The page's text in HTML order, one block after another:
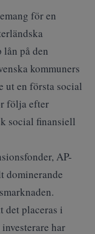
för en
lån på den
kommuners
ut en första social
följa efter
social finansiell
AP-
dominerande
det placeras i
har